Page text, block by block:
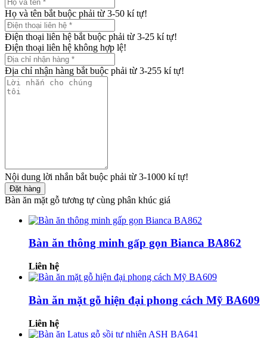
Họ và tên bắt buộc phải từ 3-50 kí tự!
Điện thoại liên hệ bắt buộc phải từ 3-25 kí tự!
Điện thoại liên hệ không hợp lệ!
Địa chỉ nhận hàng bắt buộc phải từ 3-255 kí tự!
Nội dung lời nhắn bắt buộc phải từ 3-1000 kí tự!
Đặt hàng
Bàn ăn mặt gỗ tương tự cùng phân khúc giá
Bàn ăn thông minh gấp gọn Bianca BA862
Liên hệ
Bàn ăn mặt gỗ hiện đại phong cách Mỹ BA609
Liên hệ